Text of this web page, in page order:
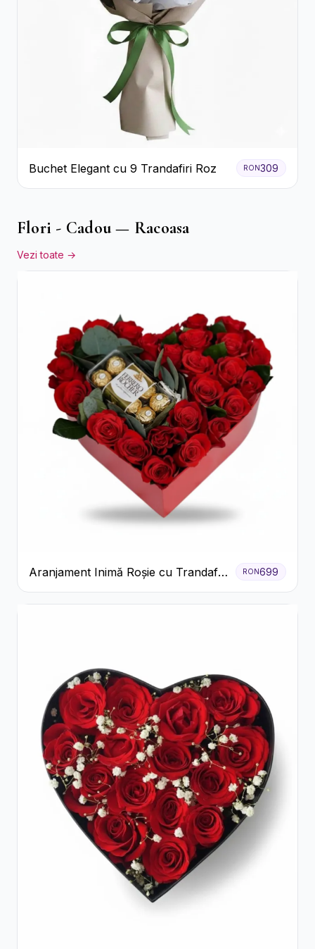
Buchet Elegant cu 9 Trandafiri Roz RON309
Flori - Cadou — Racoasa
Vezi toate →
Aranjament Inimă Roșie cu Trandafiri
și Ferrero Rocher Premium
RON699